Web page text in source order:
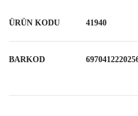
ÜRÜN KODU 41940
BARKOD